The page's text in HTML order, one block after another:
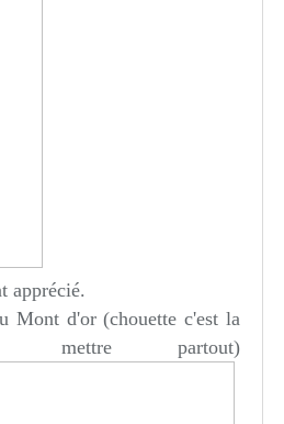
apprécié.
Mont d'or (chouette c'est la
partout)